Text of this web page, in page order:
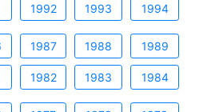
1992 1993 1994
1987 1988 1989
1982 1983 1984